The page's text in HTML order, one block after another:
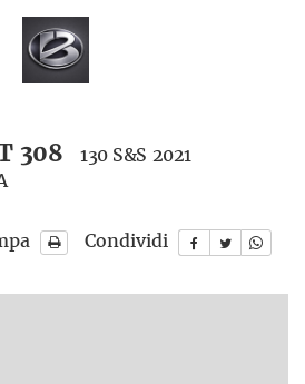
308
130 S&S 2021
Condividi